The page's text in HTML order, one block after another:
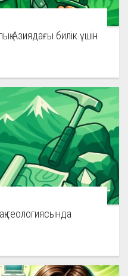
Азиядағы билік үшін
геологиясында